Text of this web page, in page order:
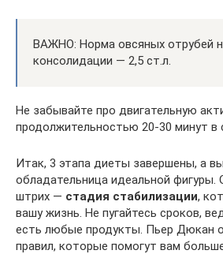
ВАЖНО: Норма овсяных отрубей
консолидации — 2,5 ст.л.
Не забывайте про двигательную
продолжительностью 20-30 минут в
Итак, 3 этапа диеты завершены, а
обладательница идеальной фигуры.
штрих — стадия стабилизации,
вашу жизнь. Не пугайтесь сроков,
есть любые продукты. Пьер Дюкан
правил, которые помогут вам